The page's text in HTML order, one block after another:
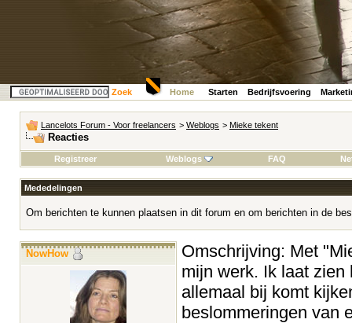
Zoek Home Starten Bedrijfsvoering
Lancelots Forum - Voor freelancers > Weblogs > Mieke tekent
Reacties
Registreer Weblogs FAQ
Mededelingen
Om berichten te kunnen plaatsen in dit forum en om berichten in de
Omschrijving: Met
mijn werk. Ik laat
allemaal bij komt
beslommeringen van
NowHow